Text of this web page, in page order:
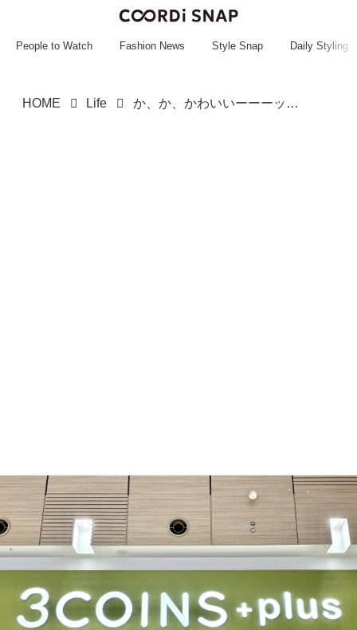
~~~~~~~~~~~
People to Watch Fashion News Style Snap Daily Styling
HOME Life か、か、かわいいーーーッ！！【3COINS】大人もときめく♡「おままごとセット」